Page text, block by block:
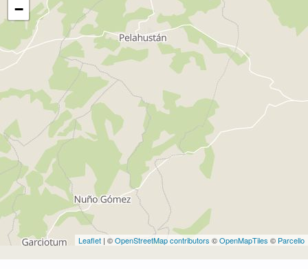
−
Leaflet | ©OpenStreetMap contributors ©OpenMapTiles © Parcello